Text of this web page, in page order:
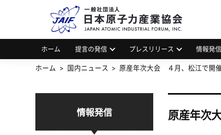
ホーム 提言の発信 プレスリリース 情報発信
ホーム 国内ニュース 原産年次大会 ４月、松江で開
原産年次
情報発信